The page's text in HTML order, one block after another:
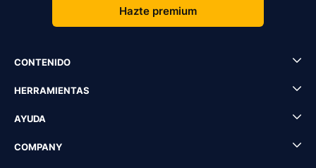
Hazte premium
CONTENIDO
HERRAMIENTAS
AYUDA
COMPANY